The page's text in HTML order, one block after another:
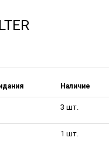
Наличие
3 шт.
1 шт.